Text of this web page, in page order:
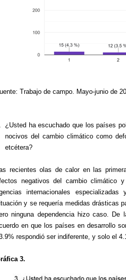
Trabajo de campo. Mayo-junio de
¿Usted ha escuchado que los países
nocivos del cambio climático como
etcétera?
recientes olas de calor en las
negativos del cambio climático
internacionales
y se requería medidas drásticas
ninguna dependencia hizo caso.
en que los países en desarrollo
respondió ser indiferente, y solo el
3.